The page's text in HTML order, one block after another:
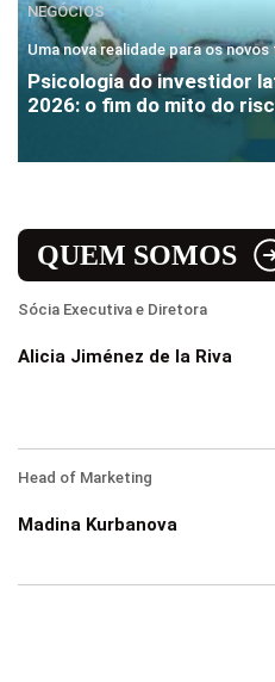
NEGÓCIOS
Uma nova realidade para os
Psicologia do investidor
2026: o fim do mito do
QUEM SOMOS
Sócia Executiva e Diretora
Alicia Jiménez de la Riva
Head of Marketing
Madina Kurbanova